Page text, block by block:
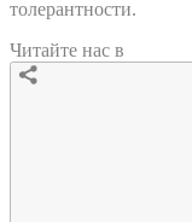
толерантности.
Читайте нас в